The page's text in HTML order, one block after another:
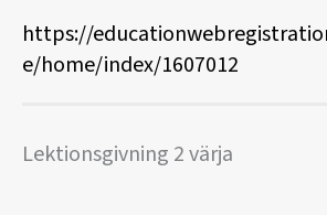
https://
e/home/index/1607012
Lektionsgivning 2 värja